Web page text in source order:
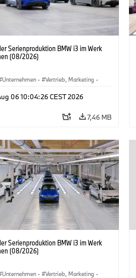
Serienproduktion BMW i3 im Werk
(08/2026)
Unternehmen · Vertrieb, Marketing ·
06 10:04:26 CEST 2026
7,46 MB
Serienproduktion BMW i3 im Werk
(08/2026)
Unternehmen · Vertrieb, Marketing ·